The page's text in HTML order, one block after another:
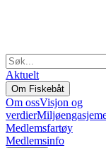
Aktuelt
Om Fiskebåt
Om ossVisjon og
verdier
Medlemsfartøy
Medlemsinfo